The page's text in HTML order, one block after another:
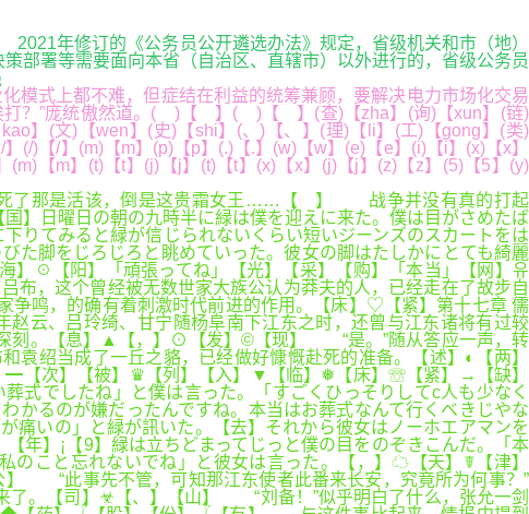
年修订的《公务员公开遴选办法》规定，省级机关和市（地）
部署等需要面向本省（自治区、直辖市）以外进行的，省级公务员
式上都不难，但症结在利益的统筹兼顾，要解决电力市场化交易
打？”庞统傲然道。( )【 】( )【 】(查)【zha】(询)【xun】(链)
】(文)【wen】(史)【shi】(、)【、】(理)【li】(工)【gong】(类)
(/)【/】(m)【m】(p)【p】(.)【.】(w)【w】(e)【e】(i)【i】(x)【x】
【m】(t)【t】(j)【j】(t)【t】(x)【x】(j)【j】(z)【z】(5)【5】(y)
死了那是活该，倒是这贵霜女王……【 】 战争并没有真的打起
】日曜日の朝の九時半に緑は僕を迎えに来た。僕は目がさめたば
りてみると緑が信じられないくらい短いジーンズのスカートをは
た脚をじろじろと眺めていった。彼女の脚はたしかにとても綺麗
☉【阳】「頑張ってね」【光】【采】【购】「本当」【网】유
，这个曾经被无数世家大族公认为莽夫的人，已经走在了故步自
争鸣，的确有着刺激时代前进的作用。【床】♡【紧】第十七章 儒
云、吕玲绮、甘宁随杨阜南下江东之时，还曾与江东诸将有过较
深刻。【息】▲【，】⊙【发】©【现】 “是。”随从答应一声，转
绍当成了一丘之貉，已经做好慷慨赴死的准备。【述】◐【两】
━【次】【被】♛【列】【入】▼【临】❅【床】☏【紧】→【缺】
式でしたね」と僕は言った。「すごくひっそりしてc人も少なく
かるのが嫌だったんですね。本当はお葬式なんて行くべきじやな
痛いの」と緑が訊いた。【去】それから彼女はノーホエアマンを
年】¡【9】緑は立ちどまってじっと僕の目をのぞきこんだ。「本
のこと忘れないでね」と彼女は言った。【，】☁【天】☤【津】
“此事先不管，可知那江东使者此番来长安，究竟所为何事？”
了。【司】☣【、】【山】 “刘备！”似乎明白了什么，张允一剑